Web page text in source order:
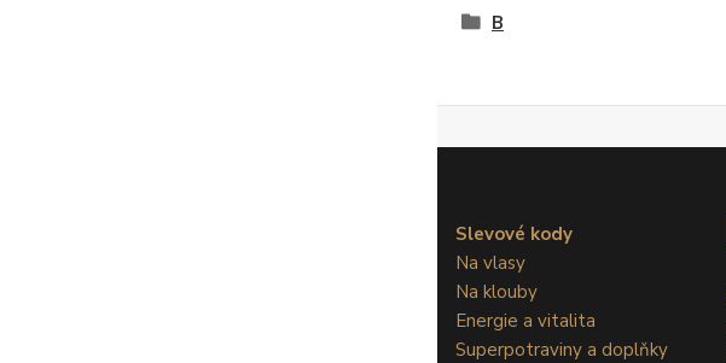
B
Slevové kody
Na vlasy
Na klouby
Energie a vitalita
Superpotraviny a doplňky